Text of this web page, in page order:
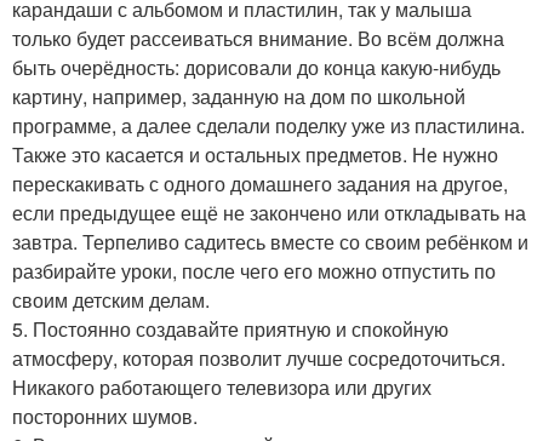
карандаши с альбомом и пластилин, так у малыша
только будет рассеиваться внимание. Во всём должна
быть очерёдность: дорисовали до конца какую-нибудь
картину, например, заданную на дом по школьной
программе, а далее сделали поделку уже из пластилина.
Также это касается и остальных предметов. Не нужно
перескакивать с одного домашнего задания на другое,
если предыдущее ещё не закончено или откладывать на
завтра. Терпеливо садитесь вместе со своим ребёнком и
разбирайте уроки, после чего его можно отпустить по
своим детским делам.
5. Постоянно создавайте приятную и спокойную
атмосферу, которая позволит лучше сосредоточиться.
Никакого работающего телевизора или других
посторонних шумов.